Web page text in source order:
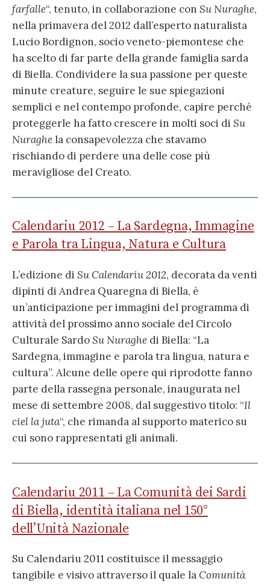
farfalle“, tenuto, in collaborazione con Su Nuraghe,
nella primavera del 2012 dall’esperto naturalista
Lucio Bordignon, socio veneto-piemontese che
ha scelto di far parte della grande famiglia sarda
di Biella. Condividere la sua passione per queste
minute creature, seguire le sue spiegazioni
semplici e nel contempo profonde, capire perché
proteggerle ha fatto crescere in molti soci di Su
Nuraghela consapevolezza che stavamo
rischiando di perdere una delle cose più
meravigliose del Creato.
Calendariu 2012 – La Sardegna, Immagine
e Parola tra Lingua, Natura e Cultura
L’edizione di Su Calendariu 2012, decorata da venti
dipinti di Andrea Quaregna di Biella, è
un’anticipazione per immagini del programma di
attività del prossimo anno sociale del Circolo
Culturale SardoSu Nuraghe di Biella: “La
Sardegna, immagine e parola tra lingua, natura e
cultura”. Alcune delle opere qui riprodotte fanno
parte della rassegna personale, inaugurata nel
mese di settembre 2008, dal suggestivo titolo: “Il
ciel la juta“, che rimanda al supporto materico su
cui sono rappresentati gli animali.
Calendariu 2011 – La Comunità dei Sardi
di Biella, identità italiana nel 150°
dell’Unità Nazionale
Su Calendariu 2011 costituisce il messaggio
tangibile e visivo attraverso il quale laComunità